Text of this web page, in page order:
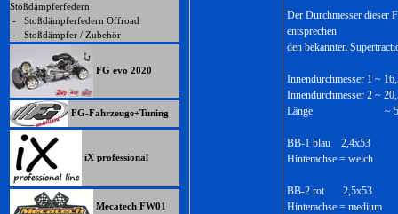
Stoßdämpferfedern
- Stoßdämpferfedern Offroad
- Stoßdämpfer / Zubehör
FG evo 2020
FG-Fahrzeuge+Tuning
iX professional
Mecatech FW01
Der Durchmesser dieser
entsprechen
den bekannten
Innendurchmesser 1 ~
Innendurchmesser 2 ~
Länge ~
BB-1 blau 2,4x53
Hinterachse = weich
BB-2 rot 2,5x53
Hinterachse = medium